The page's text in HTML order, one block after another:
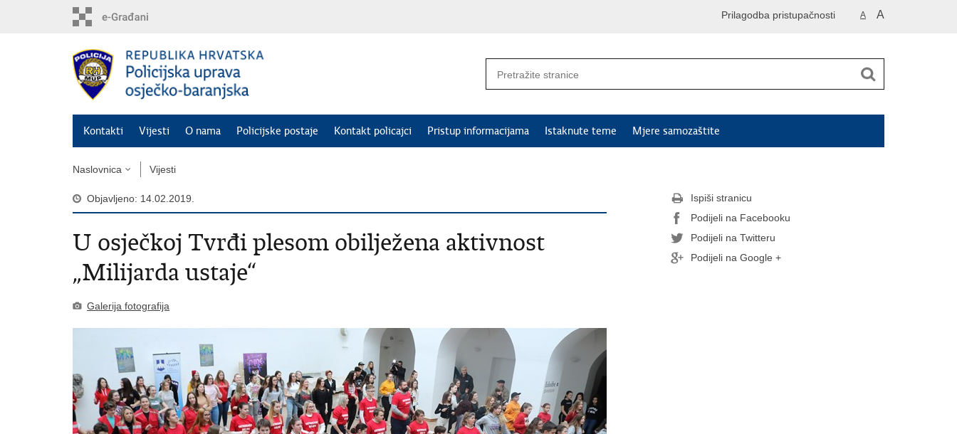
A A
Prilagodba pristupačnosti
Kontakti Vijesti O nama Policijske postaje Kontakt policajci Pristup informacijama Istaknute teme Mjere samozaštite
Naslovnica Vijesti
Objavljeno: 14.02.2019.
U osječkoj Tvrđi plesom obilježena aktivnost
„Milijarda ustaje“
Galerija fotografija
Ispiši stranicu
Podijeli na Facebooku
Podijeli na Twitteru
Podijeli na Google +